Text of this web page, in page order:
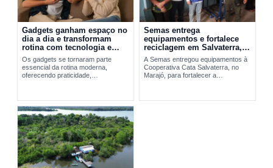
Gadgets ganham espaço no
dia a dia e transformam
rotina com tecnologia e
praticidade
Os gadgets se tornaram parte
essencial da rotina moderna,
oferecendo praticidade,
dispositivos vai do Walkman aos
smartphones...
Semas entrega
equipamentos e fortalece
reciclagem em Salvaterra,
no Marajó
A Semas entregou equipamentos à
Cooperativa Cata Salvaterra, no
Marajó, para fortalecer a